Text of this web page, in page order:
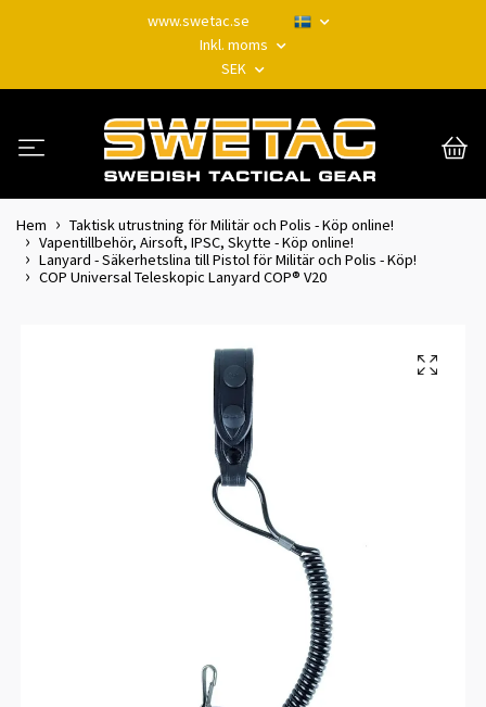
www.swetac.se
Inkl. moms
SEK
Hem
Taktisk utrustning för Militär och Polis - Köp online!
Vapentillbehör, Airsoft, IPSC, Skytte - Köp online!
Lanyard - Säkerhetslina till Pistol för Militär och Polis - Köp!
COP Universal Teleskopic Lanyard COP® V20